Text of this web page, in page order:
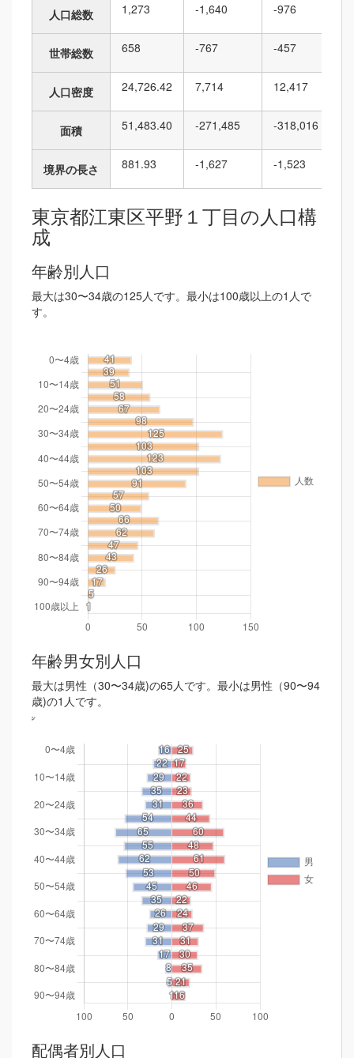
人口総数 1,273 -1,640 -976
世帯総数 658 -767 -457
人口密度 24,726.42 7,714 12,417
面積 51,483.40 -271,485 -318,016
境界の長さ 881.93 -1,627 -1,523
東京都江東区平野１丁目の人口構
成
年齢別人口
最大は30〜34歳の125人です。最小は100歳以上の1人で
す。
年齢男女別人口
最大は男性（30〜34歳)の65人です。最小は男性（90〜94
歳)の1人です。
配偶者別人口